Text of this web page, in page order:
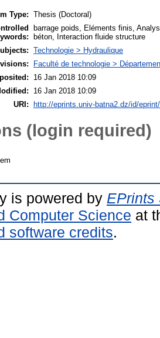
Type:
Thesis (Doctoral)
barrage poids, Eléments finis,
béton, Interaction fluide structure
Technologie > Hydraulique
Faculté de technologie >
16 Jan 2018 10:09
16 Jan 2018 10:09
URI:
http://eprints.univ-batna2.dz/id/
(login required)
is powered by EPrints
Computer Science at
software credits.